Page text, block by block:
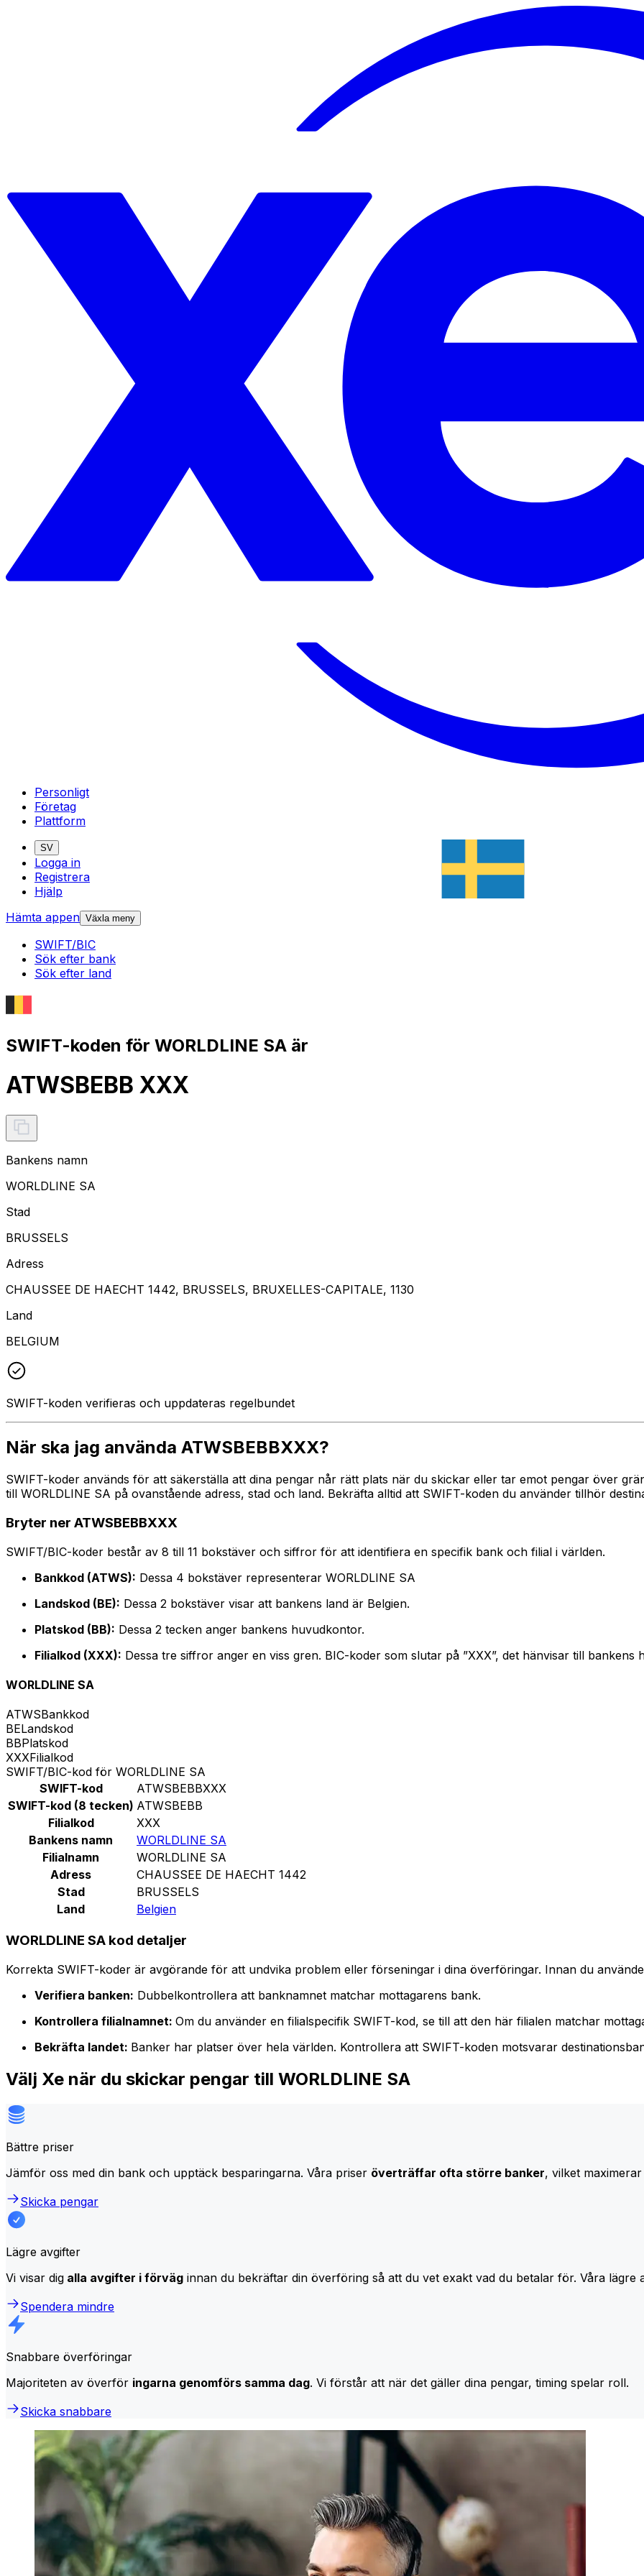
Personligt
Företag
Plattform
SV
Logga in
Registrera
Hjälp
Hämta appen Växla meny
SWIFT/BIC
Sök efter bank
Sök efter land
SWIFT-koden för WORLDLINE SA är
ATWSBEBB XXX
Bankens namn
WORLDLINE SA
Stad
BRUSSELS
Adress
CHAUSSEE DE HAECHT 1442, BRUSSELS, BRUXELLES-CAPITALE, 1130
Land
BELGIUM
SWIFT-koden verifieras och uppdateras regelbundet
När ska jag använda ATWSBEBBXXX?
SWIFT-koder används för att säkerställa att dina pengar når rätt plats när du skickar eller tar emot pengar över
till WORLDLINE SA på ovanstående adress, stad och land. Bekräfta alltid att SWIFT-koden du använder tillhör
Bryter ner ATWSBEBBXXX
SWIFT/BIC-koder består av 8 till 11 bokstäver och siffror för att identifiera en specifik bank och filial i världen.
Bankkod (ATWS): Dessa 4 bokstäver representerar WORLDLINE SA
Landskod (BE): Dessa 2 bokstäver visar att bankens land är Belgien.
Platskod (BB): Dessa 2 tecken anger bankens huvudkontor.
Filialkod (XXX): Dessa tre siffror anger en viss gren. BIC-koder som slutar på ”XXX”, det hänvisar till bankens
WORLDLINE SA
ATWSBankkod
BELandskod
BBPlatskod
XXXFilialkod
SWIFT/BIC-kod för WORLDLINE SA
SWIFT-kod
ATWSBEBBXXX
SWIFT-kod (8 tecken) ATWSBEBB
Filialkod
XXX
Bankens namn
WORLDLINE SA
Filialnamn
WORLDLINE SA
Adress
CHAUSSEE DE HAECHT 1442
Stad
BRUSSELS
Land
Belgien
WORLDLINE SA kod detaljer
Korrekta SWIFT-koder är avgörande för att undvika problem eller förseningar i dina överföringar. Innan du
Verifiera banken: Dubbelkontrollera att banknamnet matchar mottagarens bank.
Kontrollera filialnamnet: Om du använder en filialspecifik SWIFT-kod, se till att den här filialen matchar
Bekräfta landet: Banker har platser över hela världen. Kontrollera att SWIFT-koden motsvarar
Välj Xe när du skickar pengar till WORLDLINE SA
Bättre priser
Jämför oss med din bank och upptäck besparingarna. Våra priser överträffar ofta större banker, vilket
Skicka pengar
Lägre avgifter
Vi visar dig alla avgifter i förväg innan du bekräftar din överföring så att du vet exakt vad du betalar för. Våra lägre
Spendera mindre
Snabbare överföringar
Majoriteten av överför ingarna genomförs samma dag. Vi förstår att när det gäller dina pengar, timing spelar roll.
Skicka snabbare